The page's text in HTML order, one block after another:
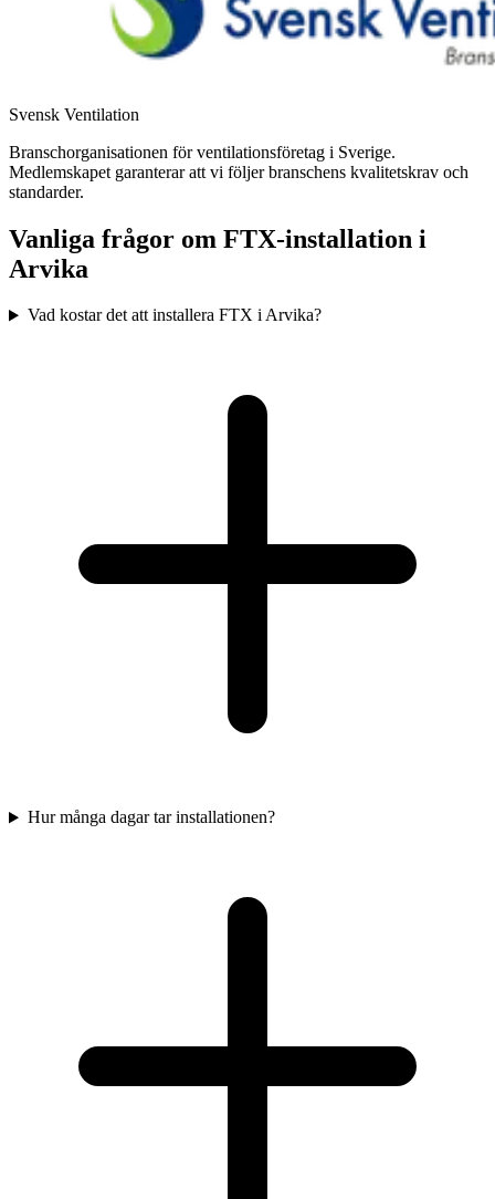
Svensk Ventilation
Branschorganisationen för ventilationsföretag i Sverige.
Medlemskapet garanterar att vi följer branschens kvalitetskrav och
standarder.
Vanliga frågor om FTX-installation i
Arvika
Vad kostar det att installera FTX i Arvika?
Hur många dagar tar installationen?